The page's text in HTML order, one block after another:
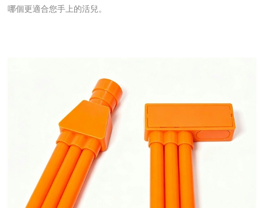
哪個更適合您手上的活兒。